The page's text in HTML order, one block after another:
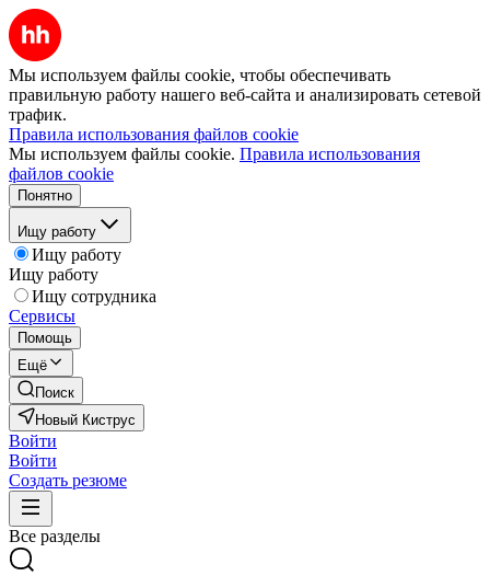
Мы используем файлы cookie, чтобы обеспечивать
правильную работу нашего веб-сайта и анализировать сетевой
трафик.
Правила использования файлов cookie
Мы используем файлы cookie. Правила использования
файлов cookie
Понятно
Ищу работу
Ищу работу
Ищу работу
Ищу сотрудника
Сервисы
Помощь
Ещё
Поиск
Новый Киструс
Войти
Войти
Создать резюме
Все разделы